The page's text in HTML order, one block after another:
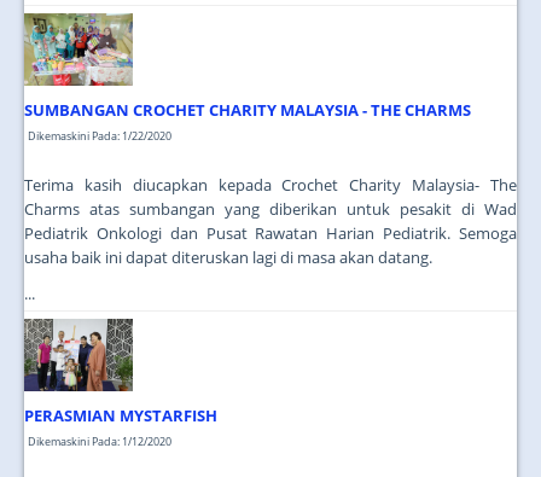
SUMBANGAN CROCHET CHARITY MALAYSIA - THE CHARMS
Dikemaskini Pada: 1/22/2020
Terima kasih diucapkan kepada Crochet Charity Malaysia- The
Charms atas sumbangan yang diberikan untuk pesakit di Wad
Pediatrik Onkologi dan Pusat Rawatan Harian Pediatrik. Semoga
usaha baik ini dapat diteruskan lagi di masa akan datang.
...
PERASMIAN MYSTARFISH
Dikemaskini Pada: 1/12/2020